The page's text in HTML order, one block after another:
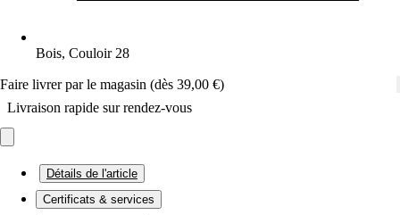
Bois, Couloir 28
Faire livrer par le magasin (dès 39,00 €)
Livraison rapide sur rendez-vous
Détails de l'article
Certificats & services